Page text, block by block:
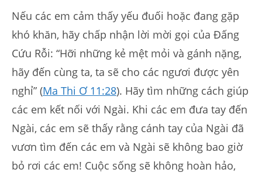
Nếu các em cảm thấy yếu đuối hoặc đang gặp
khó khăn, hãy chấp nhận lời mời gọi của Đấng
Cứu Rỗi: “Hỡi những kẻ mệt mỏi và gánh nặng,
hãy đến cùng ta, ta sẽ cho các ngươi được yên
nghỉ” (Ma Thi Ơ 11:28). Hãy tìm những cách giúp
các em kết nối với Ngài. Khi các em đưa tay đến
Ngài, các em sẽ thấy rằng cánh tay của Ngài đã
vươn tìm đến các em và Ngài sẽ không bao giờ
bỏ rơi các em! Cuộc sống sẽ không hoàn hảo,